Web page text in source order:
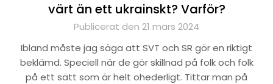
värt än ett ukrainskt? Varför?
Publicerat den 21 mars 2024
Ibland måste jag säga att SVT och SR gör en riktigt
beklämd. Speciell när de gör skillnad på folk och folk
på ett sätt som är helt ohederligt. Tittar man på